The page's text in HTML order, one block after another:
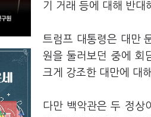
기 거래 등에 대해 반대
트럼프 대통령은 대만
원을 둘러보던 중에 회
크게 강조한 대만에 대
다만 백악관은 두 정상